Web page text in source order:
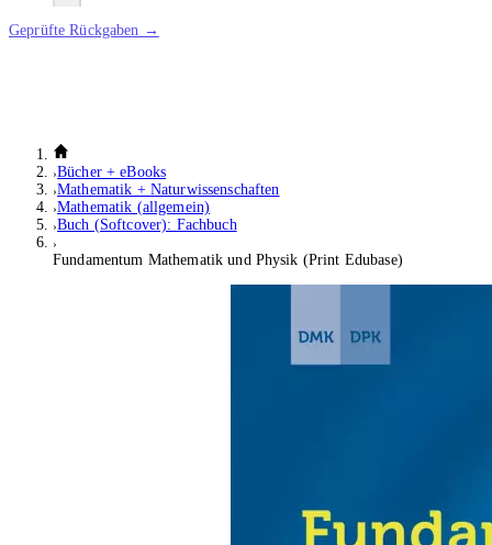
Geprüfte Rückgaben →
Bücher + eBooks
Mathematik + Naturwissenschaften
Mathematik (allgemein)
Buch (Softcover): Fachbuch
Fundamentum Mathematik und Physik (Print Edubase)